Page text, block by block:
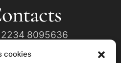
cookies
8095636
ukrainienne.de